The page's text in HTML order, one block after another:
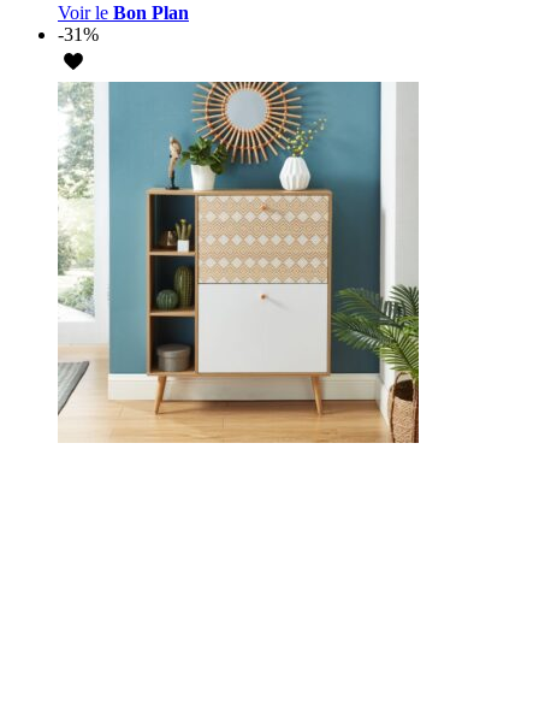
Voir le Bon Plan
-31%